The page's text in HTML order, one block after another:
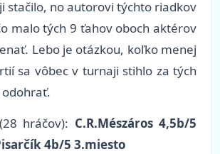
stačilo, no autorovi týchto riadkov
malo tých 9 ťahov oboch aktérov
Lebo je otázkou, koľko menej
sa vôbec v turnaji stihlo za tých
hráčov): C.R.Mészáros 4,5b/5
4b/5 3.miesto